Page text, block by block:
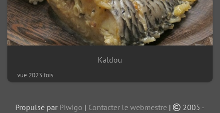
Kaldou
vue 2023 fois
Propulsé par Piwigo | Contacter le webmestre |
2005 -